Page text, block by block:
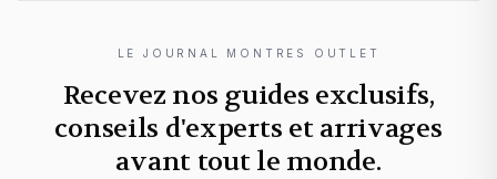
LE JOURNAL MONTRES OUTLET
Recevez nos guides exclusifs,
conseils d'experts et arrivages
avant tout le monde.